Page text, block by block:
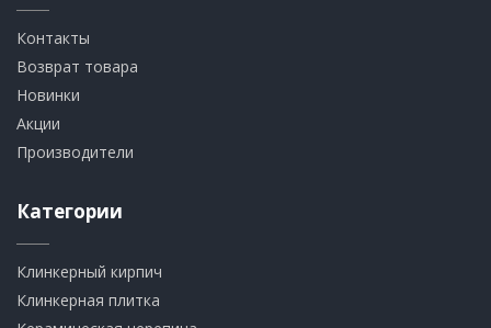
Контакты
Возврат товара
Новинки
Акции
Производители
Категории
Клинкерный кирпич​
​Клинкерная плитка